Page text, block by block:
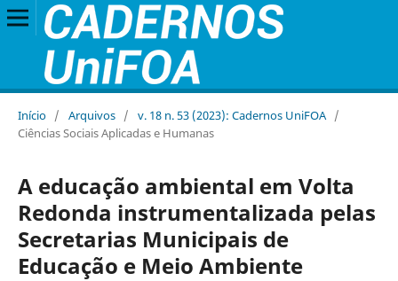
Início / Arquivos / v. 18 n. 53 (2023): Cadernos UniFOA /
Ciências Sociais Aplicadas e Humanas
A educação ambiental em Volta
Redonda instrumentalizada pelas
Secretarias Municipais de
Educação e Meio Ambiente